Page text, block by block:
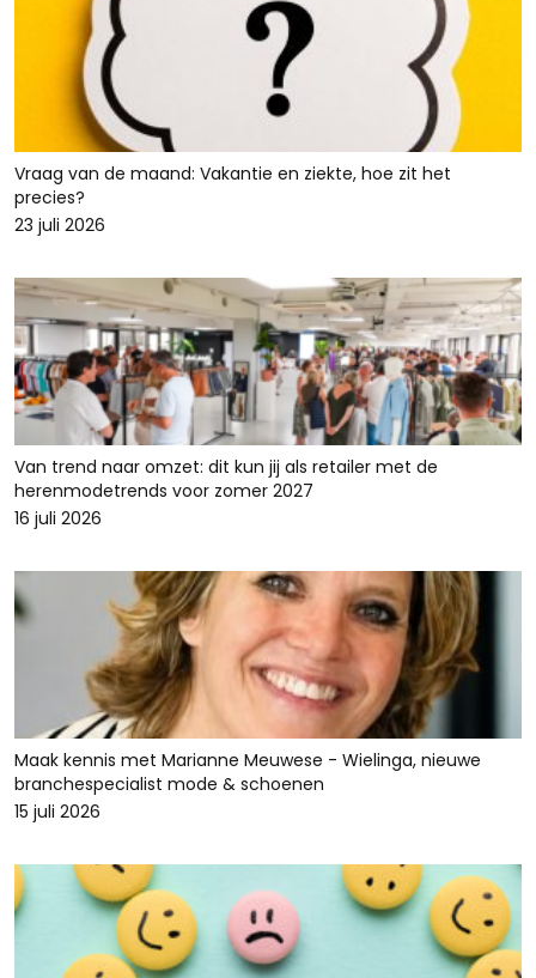
Vraag van de maand: Vakantie en ziekte, hoe zit het
precies?
23 juli 2026
Van trend naar omzet: dit kun jij als retailer met de
herenmodetrends voor zomer 2027
16 juli 2026
Maak kennis met Marianne Meuwese - Wielinga, nieuwe
branchespecialist mode & schoenen
15 juli 2026